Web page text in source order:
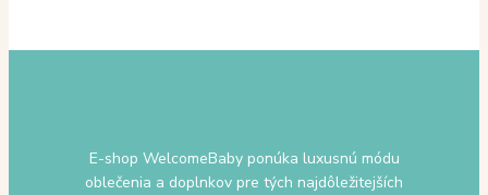
E-shop WelcomeBaby ponúka luxusnú módu
oblečenia a doplnkov pre tých najdôležitejších